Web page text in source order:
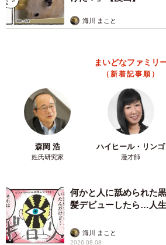
海川 まこと
まいどなファミリ
（新着記事順）
森岡 浩
姓氏研究家
ハイヒール・リンゴ
漫才師
何かと人に舐められた
髪デビューしたら…人生
海川 まこと
2026.08.08